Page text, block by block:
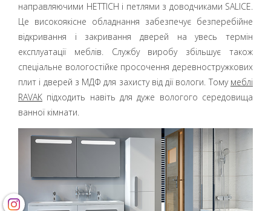
направляючими HETTICH і петлями з доводчиками SALICE.
Це високоякісне обладнання забезпечує безперебійне
відкривання і закривання дверей на увесь термін
експлуатації меблів. Службу виробу збільшує також
спеціальне вологостійке просочення деревностружкових
плит і дверей з МДФ для захисту від дії вологи. Тому меблі
RAVAK підходить навіть для дуже вологого середовища
ванної кімнати.